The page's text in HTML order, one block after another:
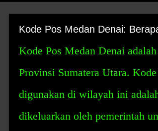
Kode Pos Medan Denai:
Kode Pos Medan Denai
Provinsi Sumatera Utara.
digunakan di wilayah ini
dikeluarkan oleh pemerintah